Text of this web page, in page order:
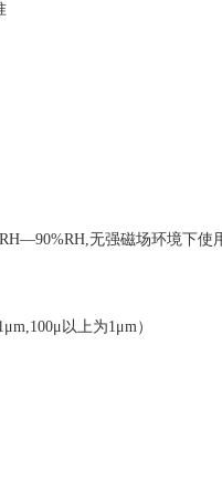
无强磁场环境下使
以上为1μm）